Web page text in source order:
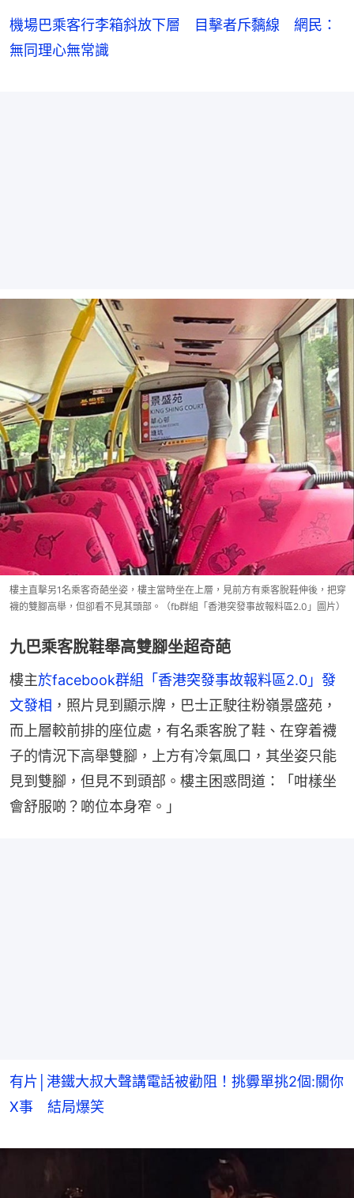
機場巴乘客行李箱斜放下層 目擊者斥黐線 網民：
無同理心無常識
樓主直擊另1名乘客奇葩坐姿，樓主當時坐在上層，見前方有乘客脫鞋伸後，把穿
襪的雙腳高舉，但卻看不見其頭部。（fb群組「香港突發事故報料區2.0」圖片）
九巴乘客脫鞋舉高雙腳坐超奇葩
樓主於facebook群組「香港突發事故報料區2.0」發
文發相 ，照片見到顯示牌，巴士正駛往粉嶺景盛苑，
而上層較前排的座位處，有名乘客脫了鞋、在穿着襪
子的情況下高舉雙腳，上方有冷氣風口，其坐姿只能
見到雙腳，但見不到頭部。樓主困惑問道：「咁樣坐
會舒服啲？啲位本身窄。」
有片│港鐵大叔大聲講電話被勸阻！挑釁單挑2個:關你
X事 結局爆笑